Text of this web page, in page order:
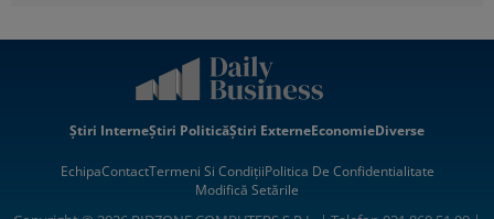
Știri InterneȘtiri PoliticăȘtiri ExterneEconomieDiverse
EchipaContactTermeni Si CondițiiPolitica De Confidentialitate
Modifică Setările